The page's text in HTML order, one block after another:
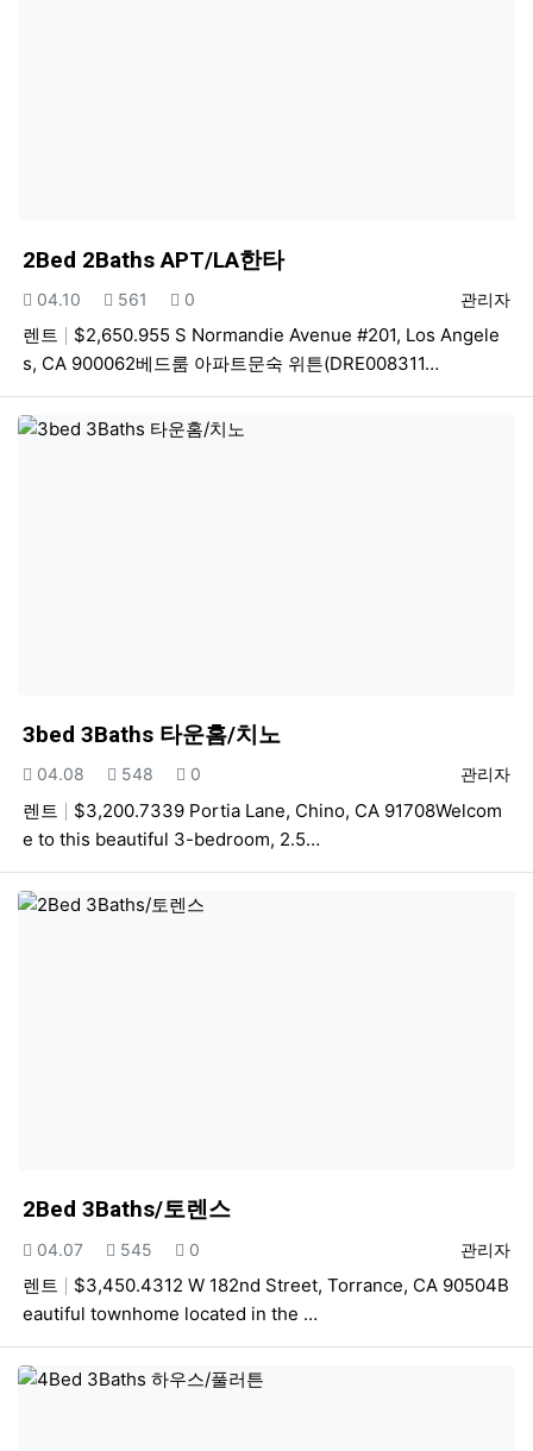
2Bed 2Baths APT/LA한타
등록자
관리자
등록일
04.10 조회
561 추천
0
렌트
$2,650.955 S Normandie Avenue #201, Los Angele
s, CA 900062베드룸 아파트문숙 위튼(DRE008311…
3bed 3Baths 타운홈/치노
등록자
관리자
등록일
04.08 조회
548 추천
0
렌트
$3,200.7339 Portia Lane, Chino, CA 91708Welcom
e to this beautiful 3-bedroom, 2.5…
2Bed 3Baths/토렌스
등록자
관리자
등록일
04.07 조회
545 추천
0
렌트
$3,450.4312 W 182nd Street, Torrance, CA 90504B
eautiful townhome located in the …